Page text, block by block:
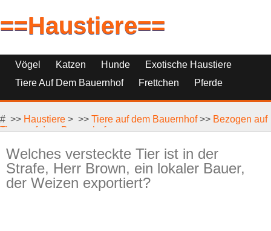
==Haustiere==
Vögel Katzen Hunde
Exotische Haustiere
Tiere Auf Dem Bauernhof
Frettchen
Pferde
Haustierfische
Haustierersatz
Reptilien, Nagetiere Und Kleintiere
# >> Haustiere > >> Tiere auf dem Bauernhof>> Bezogen auf
Tiere auf dem Bauernhof
Welches versteckte Tier ist in der
Strafe, Herr Brown, ein lokaler Bauer,
der Weizen exportiert?